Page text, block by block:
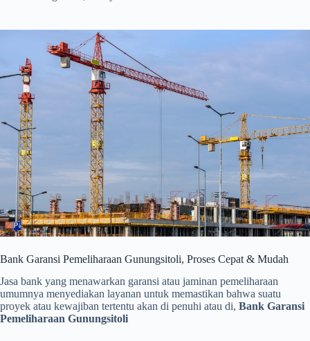
Bank Garansi Pemeliharaan Gunungsitoli, Proses Cepat & Mudah
Jasa bank yang menawarkan garansi atau jaminan pemeliharaan
umumnya menyediakan layanan untuk memastikan bahwa suatu
proyek atau kewajiban tertentu akan di penuhi atau di, Bank Garansi
Pemeliharaan Gunungsitoli